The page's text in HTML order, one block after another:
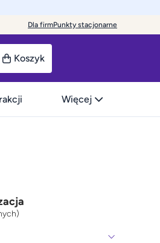
Dla firmPunkty stacjonarne
Koszyk
Więcej